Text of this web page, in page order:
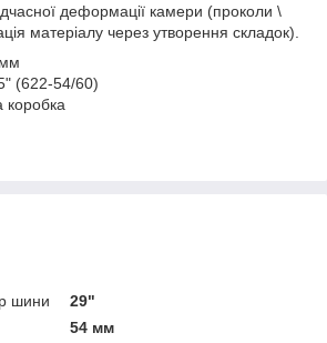
деформації камери (проколи \
матеріалу через утворення складок).
(622-54/60)
коробка
шини
29"
54 мм